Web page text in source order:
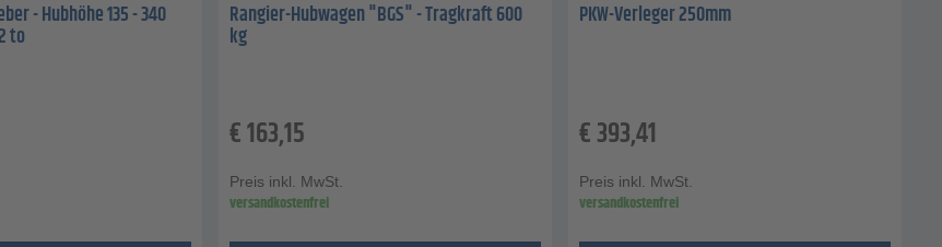
- Hubhöhe 135 - 340
to
Rangier-Hubwagen "BGS" - Tragkraft 600
kg
€163,15
Preis inkl. MwSt.
versandkostenfrei
PKW-Verleger 250mm
€393,41
Preis inkl. MwSt.
versandkostenfrei